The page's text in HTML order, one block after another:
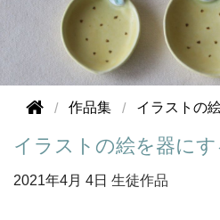
作品集 イラストの
イラストの絵を器に
2021年4月 4日 生徒作品